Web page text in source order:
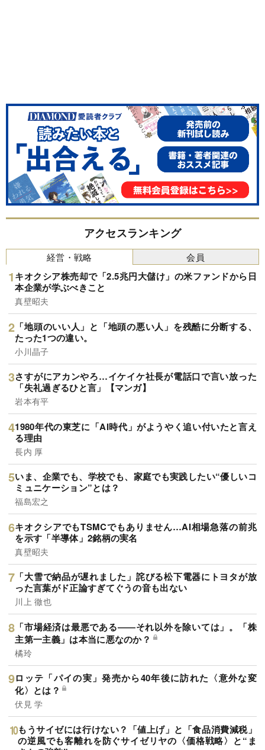
アクセスランキング
経営・戦略
キオクシア株売却で「2.5兆円大儲け」の米ファンドから日
本企業が学ぶべきこと
真壁昭夫
「地頭のいい人」と「地頭の悪い人」を残酷に分断する、
たった1つの違い。
小川晶子
さすがにアカンやろ…イケイケ社長が電話口で言い放った
「失礼過ぎるひと言」【マンガ】
岩本有平
1980年代の東芝に「AI時代」がようやく追い付いたと言え
る理由
長内 厚
いま、企業でも、学校でも、家庭でも実践したい“優しいコ
ミュニケーション”とは？
福島宏之
キオクシアでもTSMCでもありません…AI相場急落の前兆
を示す「半導体」2銘柄の実名
真壁昭夫
「大雪で納品が遅れました」詫びる松下電器にトヨタが放
った言葉がド正論すぎてぐうの音も出ない
川上 徹也
「市場経済は最悪である――それ以外を除いては」。「株
主第一主義」は本当に悪なのか？
橘玲
ロッテ「パイの実」発売から40年後に訪れた〈意外な変
化〉とは？
伏見 学
もうサイゼには行けない？「値上げ」と「食品消費減税」
の逆風でも客離れを防ぐサイゼリヤの〈価格戦略〉と“ま
会員